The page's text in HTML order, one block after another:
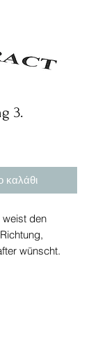
3.
καλάθι
den
wünscht.